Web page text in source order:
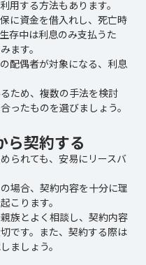
用する方法もあります。
に資金を借入れし、死亡時
存中は利息のみ支払うた
ます。
配偶者が対象になる、利息
ため、複数の手法を検討
ったものを選びましょう。
ら契約する
られても、安易にリースバ
場合、契約内容を十分に理
こります。
族とよく相談し、契約内容
です。また、契約する際は
ましょう。